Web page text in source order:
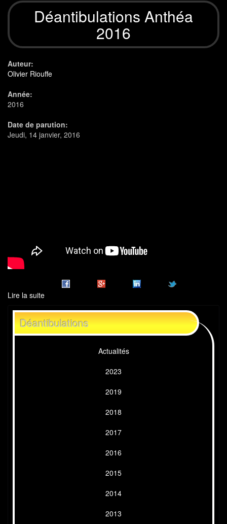
Déantibulations
2016
Déantibulations Anthéa
2016
Auteur:
Olivier Riouffe
Année:
2016
Date de parution:
Jeudi, 14 janvier, 2016
Lire la suite
Anthéa
2016
Déantibulations
Actualités
2023
2019
2018
2017
2016
2015
2014
2013